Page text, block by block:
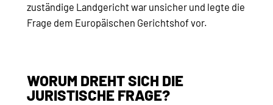
zuständige Landgericht war unsicher und legte die
Frage dem Europäischen Gerichtshof vor.
WORUM DREHT SICH DIE
JURISTISCHE FRAGE?